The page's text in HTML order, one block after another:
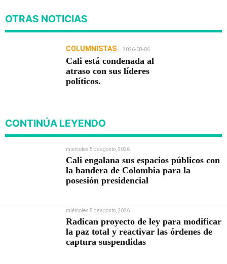
OTRAS NOTICIAS
COLUMNISTAS 2026-08-06
Cali está condenada al
atraso con sus líderes
políticos.
CONTINÚA LEYENDO
miércoles 5 de agosto, 2026
Cali engalana sus espacios públicos con
la bandera de Colombia para la
posesión presidencial
miércoles 5 de agosto, 2026
Radican proyecto de ley para modificar
la paz total y reactivar las órdenes de
captura suspendidas